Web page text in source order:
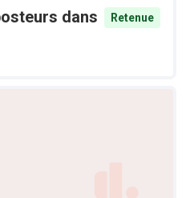
dans
Retenue